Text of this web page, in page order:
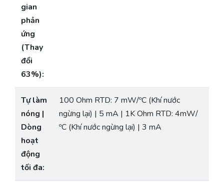
gian
phản
ứng
(Thay
đổi
63%):
Tự làm
nóng |
Dòng
hoạt
động
tối đa:
100 Ohm RTD: 7 mW/ºC (Khí nước
ngừng lại) | 5 mA | 1K Ohm RTD: 4mW/
ºC (Khí nước ngừng lại) | 3 mA